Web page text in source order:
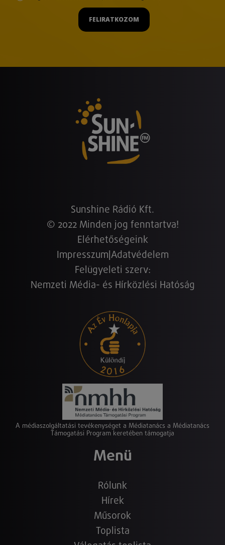
FELIRATKOZOM
Sunshine Rádió Kft.
© 2022 Minden jog fenntartva!
Elérhetőségeink
Impresszum Adatvédelem
Felügyeleti szerv:
Nemzeti Média- és Hírközlési Hatóság
A médiaszolgáltatási tevékenységet a Médiatanács a Médiatanács
Támogatási Program keretében támogatja
Menü
Rólunk
Hírek
Műsorok
Toplista